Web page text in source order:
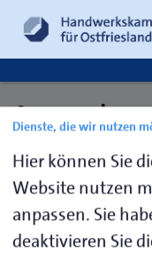
Suche
Pettan,
Michael
19
Dienste, die wir nutzen
Hier können Sie
Website nutzen
anpassen. Sie
deaktivieren Sie